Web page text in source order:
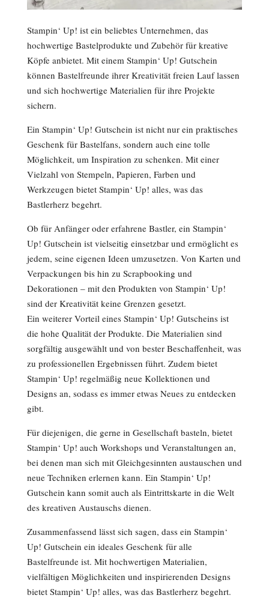
Stampin‘ Up! ist ein beliebtes Unternehmen, das
hochwertige Bastelprodukte und Zubehör für kreative
Köpfe anbietet. Mit einem Stampin‘ Up! Gutschein
können Bastelfreunde ihrer Kreativität freien Lauf lassen
und sich hochwertige Materialien für ihre Projekte
sichern.
Ein Stampin‘ Up! Gutschein ist nicht nur ein praktisches
Geschenk für Bastelfans, sondern auch eine tolle
Möglichkeit, um Inspiration zu schenken. Mit einer
Vielzahl von Stempeln, Papieren, Farben und
Werkzeugen bietet Stampin‘ Up! alles, was das
Bastlerherz begehrt.
Ob für Anfänger oder erfahrene Bastler, ein Stampin‘
Up! Gutschein ist vielseitig einsetzbar und ermöglicht es
jedem, seine eigenen Ideen umzusetzen. Von Karten und
Verpackungen bis hin zu Scrapbooking und
Dekorationen – mit den Produkten von Stampin‘ Up!
sind der Kreativität keine Grenzen gesetzt.
Ein weiterer Vorteil eines Stampin‘ Up! Gutscheins ist
die hohe Qualität der Produkte. Die Materialien sind
sorgfältig ausgewählt und von bester Beschaffenheit, was
zu professionellen Ergebnissen führt. Zudem bietet
Stampin‘ Up! regelmäßig neue Kollektionen und
Designs an, sodass es immer etwas Neues zu entdecken
gibt.
Für diejenigen, die gerne in Gesellschaft basteln, bietet
Stampin‘ Up! auch Workshops und Veranstaltungen an,
bei denen man sich mit Gleichgesinnten austauschen und
neue Techniken erlernen kann. Ein Stampin‘ Up!
Gutschein kann somit auch als Eintrittskarte in die Welt
des kreativen Austauschs dienen.
Zusammenfassend lässt sich sagen, dass ein Stampin‘
Up! Gutschein ein ideales Geschenk für alle
Bastelfreunde ist. Mit hochwertigen Materialien,
vielfältigen Möglichkeiten und inspirierenden Designs
bietet Stampin‘ Up! alles, was das Bastlerherz begehrt.